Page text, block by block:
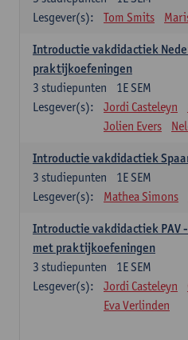
Lesgever(s):
Tom Smits
Introductie vakdidactiek
praktijkoefeningen
1E SEM
3 studiepunten
Lesgever(s):
Jordi Casteleyn
Jolien Evers
Introductie vakdidactiek
1E SEM
3 studiepunten
Lesgever(s):
Mathea Simons
Introductie vakdidactiek PAV
met praktijkoefeningen
1E SEM
3 studiepunten
Lesgever(s):
Jordi Casteleyn
Eva Verlinden